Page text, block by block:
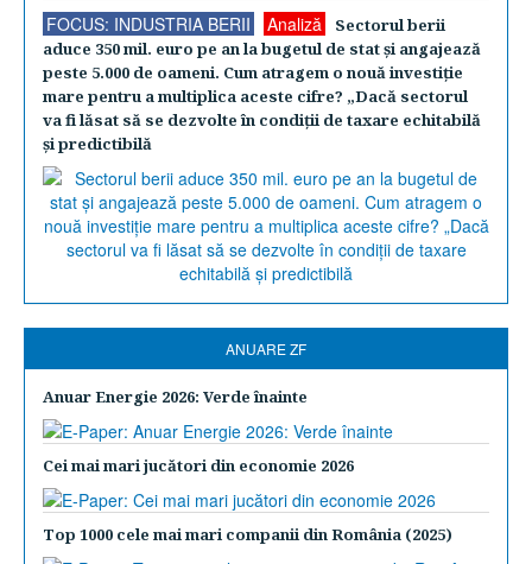
FOCUS: INDUSTRIA BERII Analiză
Sectorul berii
aduce 350 mil. euro pe an la bugetul de stat şi angajează
peste 5.000 de oameni. Cum atragem o nouă investiţie
mare pentru a multiplica aceste cifre? „Dacă sectorul
va fi lăsat să se dezvolte în condiţii de taxare echitabilă
şi predictibilă
ANUARE ZF
Anuar Energie 2026: Verde înainte
Cei mai mari jucători din economie 2026
Top 1000 cele mai mari companii din România (2025)